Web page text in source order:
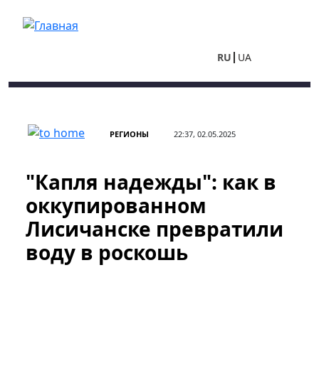
RU UA
РЕГИОНЫ 22:37, 02.05.2025
"Капля надежды": как в
оккупированном
Лисичанске превратили
воду в роскошь